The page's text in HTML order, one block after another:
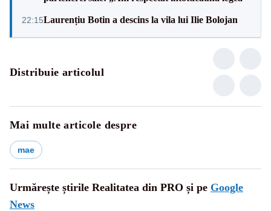
22:15Laurențiu Botin a descins la vila lui Ilie Bolojan
Distribuie articolul
Mai multe articole despre
mae
Urmărește știrile Realitatea din PRO și pe Google
News